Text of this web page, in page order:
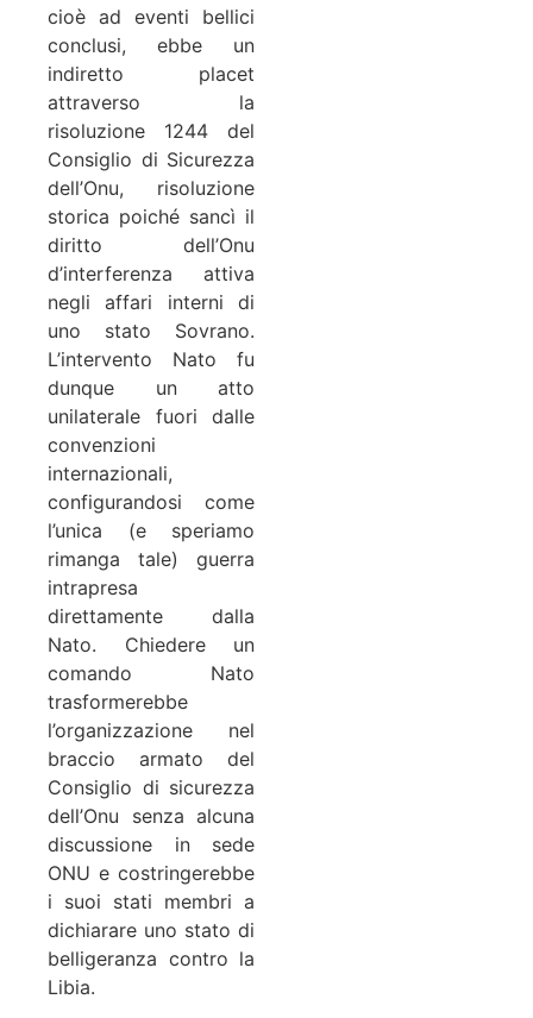
cioè ad eventi bellici
conclusi, ebbe un
indiretto placet
attraverso la
risoluzione 1244 del
Consiglio di Sicurezza
dell’Onu, risoluzione
storica poiché sancì il
diritto dell’Onu
d’interferenza attiva
negli affari interni di
uno stato Sovrano.
L’intervento Nato fu
dunque un atto
unilaterale fuori dalle
convenzioni
internazionali,
configurandosi come
l’unica (e speriamo
rimanga tale) guerra
intrapresa
direttamente dalla
Nato. Chiedere un
comando Nato
trasformerebbe
l’organizzazione nel
braccio armato del
Consiglio di sicurezza
dell’Onu senza alcuna
discussione in sede
ONU e costringerebbe
i suoi stati membri a
dichiarare uno stato di
belligeranza contro la
Libia.